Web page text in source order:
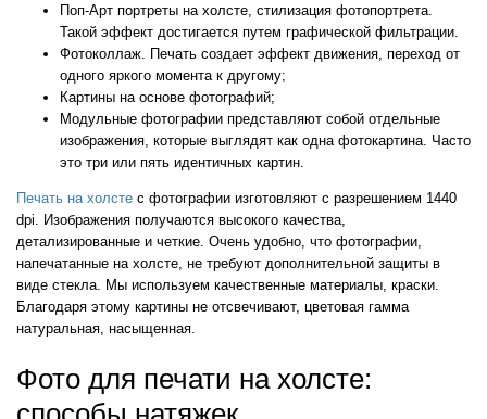
Поп-Арт портреты на холсте, стилизация фотопортрета.
Такой эффект достигается путем графической фильтрации.
Фотоколлаж. Печать создает эффект движения, переход от
одного яркого момента к другому;
Картины на основе фотографий;
Модульные фотографии представляют собой отдельные
изображения, которые выглядят как одна фотокартина. Часто
это три или пять идентичных картин.
Печать на холсте с фотографии изготовляют с разрешением 1440
dpi. Изображения получаются высокого качества,
детализированные и четкие. Очень удобно, что фотографии,
напечатанные на холсте, не требуют дополнительной защиты в
виде стекла. Мы используем качественные материалы, краски.
Благодаря этому картины не отсвечивают, цветовая гамма
натуральная, насыщенная.
Фото для печати на холсте: